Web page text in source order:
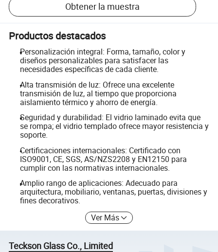
Obtener la muestra
Productos destacados
Personalización integral: Forma, tamaño, color y
diseños personalizables para satisfacer las
necesidades específicas de cada cliente.
Alta transmisión de luz: Ofrece una excelente
transmisión de luz, al tiempo que proporciona
aislamiento térmico y ahorro de energía.
Seguridad y durabilidad: El vidrio laminado evita que
se rompa; el vidrio templado ofrece mayor resistencia y
soporte.
Certificaciones internacionales: Certificado con
ISO9001, CE, SGS, AS/NZS2208 y EN12150 para
cumplir con las normativas internacionales.
Amplio rango de aplicaciones: Adecuado para
arquitectura, mobiliario, ventanas, puertas, divisiones y
fines decorativos.
Ver Más
Teckson Glass Co., Limited